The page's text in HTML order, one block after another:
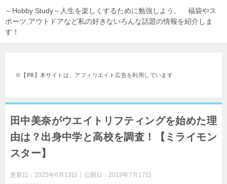
～Hobby Study～人生を楽しくするために勉強しよう。 福袋やス
ポーツ,アウトドアなど私の好きないろんな話題の情報を紹介しま
す！
※【PR】本サイトは、アフィリエイト広告を利用しています
田中美奈がウエイトリフティングを始めた理
由は？出身中学と高校を調査！【ミライモン
スター】
更新日： 2025年6月13日 公開日： 2019年7月17日